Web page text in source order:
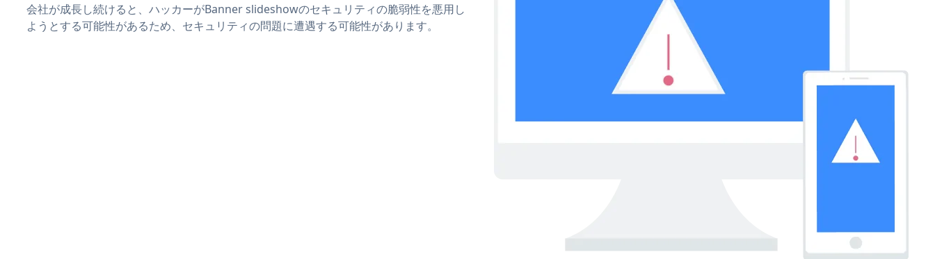
会社が成長し続けると、ハッカーがBanner slideshowのセキュリティの脆弱性を悪用し
ようとする可能性があるため、セキュリティの問題に遭遇する可能性があります。